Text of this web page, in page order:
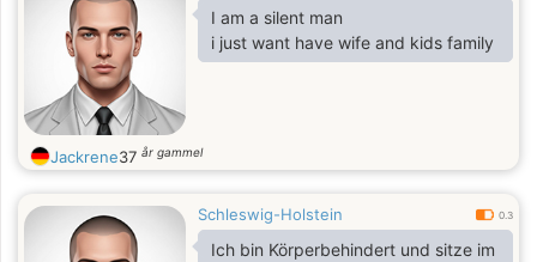
nichts mehr erreicht werden. Alles ist
gegeben.
I am a silent man
i just want have wife and kids family
Jackrene37 år gammel
Schleswig-Holstein 0.3
Ich bin Körperbehindert und sitze im